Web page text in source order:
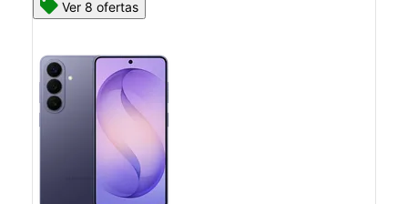
Ver 8 ofertas